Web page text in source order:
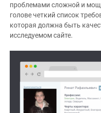
проблемами сложной и
голове четкий список
которая должна быть
исследуемом сайте.